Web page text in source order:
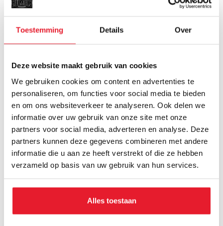
Toestemming Details Over
Deze website maakt gebruik van cookies
We gebruiken cookies om content en advertenties te
personaliseren, om functies voor social media te bieden
en om ons websiteverkeer te analyseren. Ook delen we
informatie over uw gebruik van onze site met onze
partners voor social media, adverteren en analyse. Deze
partners kunnen deze gegevens combineren met andere
informatie die u aan ze heeft verstrekt of die ze hebben
verzameld op basis van uw gebruik van hun services.
Alles toestaan
Handpads Cleto Reyes
Focus Zwart/Rood
€259.95
Cleto Reyes
Bokshandschoenen
Extra Padding
Zwart/Rood
€349.95